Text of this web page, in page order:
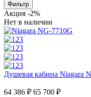
Фильтр
Акция -2%
Нет в наличии
Душевая кабина Niagara
64 386 ₽ 65 700 ₽